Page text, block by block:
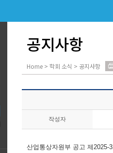
공지사항
Home > 학회 소식 > 공지사항
작성자
산업통상자원부 공고 제2025-